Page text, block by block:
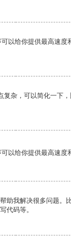
以给你提供最高速度
复杂，可以简化一下
以给你提供最高速度
助我解决很多问题。
代码等。